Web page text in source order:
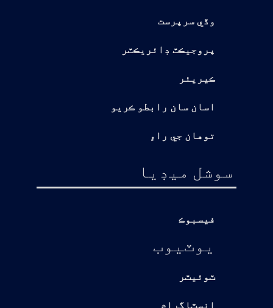
وڏي سرپرست
پروجيڪٽ ڊائريڪٽر
ڪيريئر
اسان سان رابطو ڪريو
توهان جي راءِ
سوشل ميڊيا
فيسبوڪ
يوٽيوب
ٽوئيٽر
انسٽاگرام